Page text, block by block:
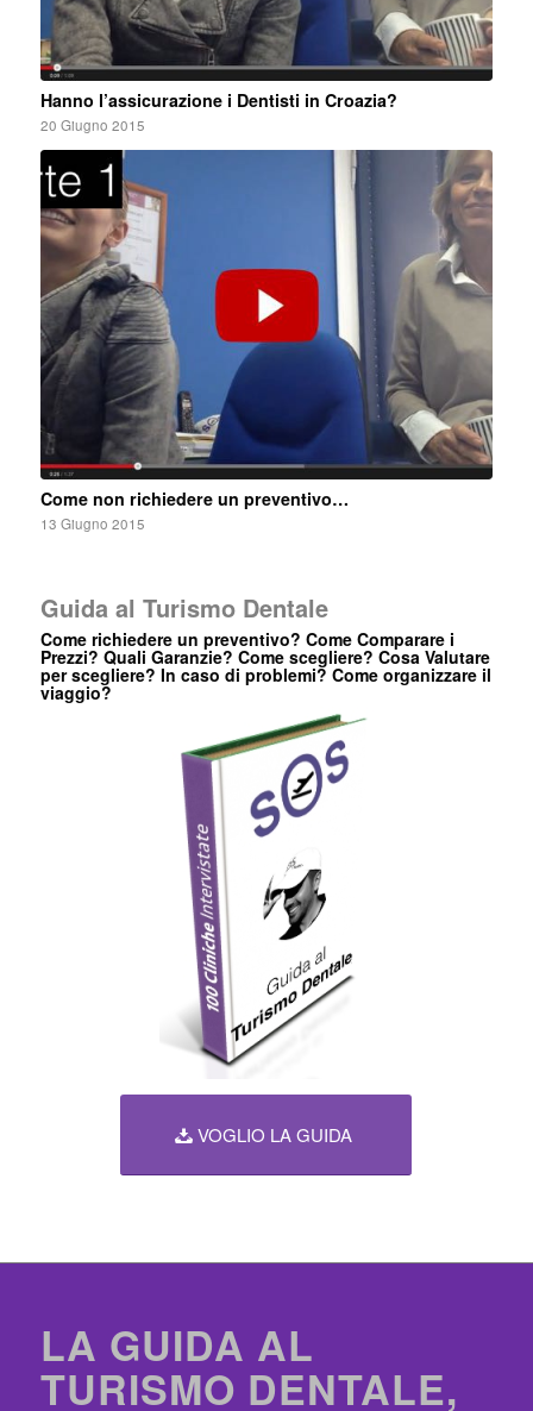
Hanno l’assicurazione i Dentisti in Croazia?
20 Giugno 2015
Come non richiedere un preventivo…
13 Giugno 2015
Guida al Turismo Dentale
Come richiedere un preventivo? Come Comparare i
Prezzi? Quali Garanzie? Come scegliere? Cosa Valutare
per scegliere? In caso di problemi? Come organizzare il
viaggio?
VOGLIO LA GUIDA
LA GUIDA AL
TURISMO DENTALE,